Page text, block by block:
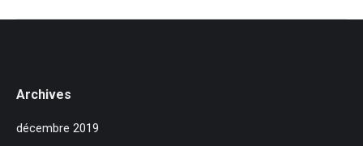
commentaire
Archives
décembre 2019